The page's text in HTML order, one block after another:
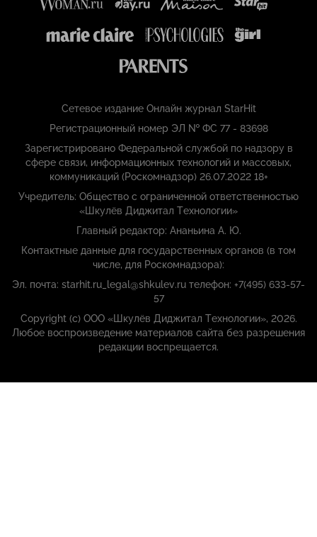
Сетевое издание Онлайн журнал StarHit
Регистрационный номер ЭЛ № ФС 77 - 83698
Зарегистрировано Федеральной службой по надзору в
сфере связи, информационных технологий и массовых,
коммуникаций (Роскомнадзор) 26.07.2022 18+
Учредитель: Общество с ограниченной ответственностью
«Шкулёв Диджитал Технологии»
Главный редактор: Ананьина А. Ю.
Контактные данные для государственных органов (в том
числе, для Роскомнадзора):
Эл. почта: starhit.ru_legal@shkulev.ru телефон: +7(495) 633-57-
57
Copyright (с) ООО «Шкулёв Диджитал Технологии», 2026.
Любое воспроизведение материалов сайта без разрешения
редакции воспрещается.